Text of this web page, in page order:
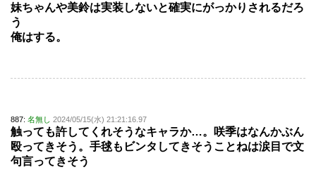
妹ちゃんや美鈴は実装しないと確実にがっかりされるだろ
う
俺はする。
887: 名無し 2024/05/15(水) 21:21:16.97
触っても許してくれそうなキャラか…。咲季はなんかぶん
殴ってきそう。手毬もビンタしてきそうことねは涙目で文
句言ってきそう